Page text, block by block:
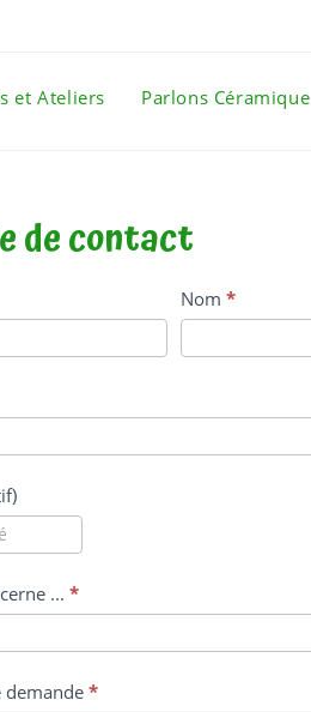
et Ateliers Parlons Céramique
de contact
Nom *
... *
demande *